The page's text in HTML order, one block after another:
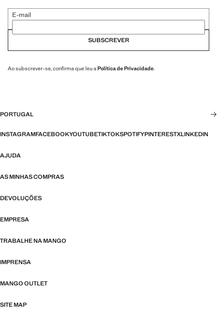
E-mail
SUBSCREVER
Ao subscrever-se, confirma que leu a Política de Privacidade.
PORTUGAL
INSTAGRAMFACEBOOKYOUTUBETIKTOKSPOTIFYPINTERESTXLINKEDIN
AJUDA
AS MINHAS COMPRAS
DEVOLUÇÕES
EMPRESA
TRABALHE NA MANGO
IMPRENSA
MANGO OUTLET
SITE MAP